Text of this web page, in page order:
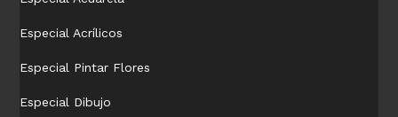
Especial Acrílicos
Especial Pintar Flores
Especial Dibujo